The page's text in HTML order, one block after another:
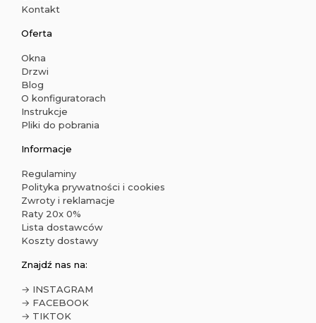
Kontakt
Oferta
Okna
Drzwi
Blog
O konfiguratorach
Instrukcje
Pliki do pobrania
Informacje
Regulaminy
Polityka prywatności i cookies
Zwroty i reklamacje
Raty 20x 0%
Lista dostawców
Koszty dostawy
Znajdź nas na:
→ INSTAGRAM
→ FACEBOOK
→ TIKTOK